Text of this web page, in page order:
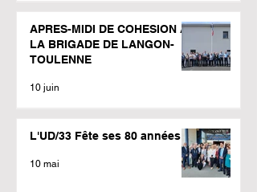
APRES-MIDI DE COHESION A
LA BRIGADE DE LANGON-
TOULENNE
10 juin
L'UD/33 Fête ses 80 années
10 mai